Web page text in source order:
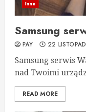
Inne
Samsung
PAY 22
Samsung serwis
nad Twoimi
READ MORE